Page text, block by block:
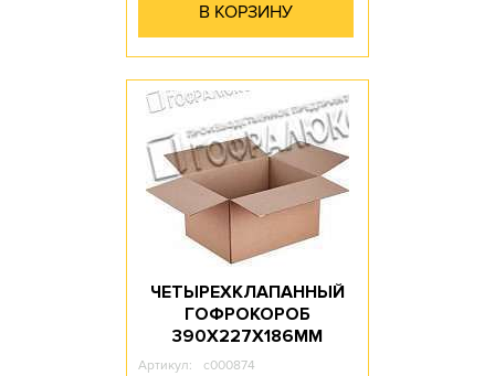
В КОРЗИНУ
ЧЕТЫРЕХКЛАПАННЫЙ
ГОФРОКОРОБ
390Х227Х186ММ
Артикул: c000874